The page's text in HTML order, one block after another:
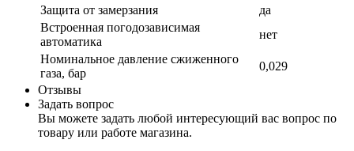
Защита от замерзания
да
Встроенная погодозависимая
автоматика
нет
Номинальное давление сжиженного
газа, бар
0,029
Отзывы
Задать вопрос
Вы можете задать любой интересующий вас вопрос по
товару или работе магазина.